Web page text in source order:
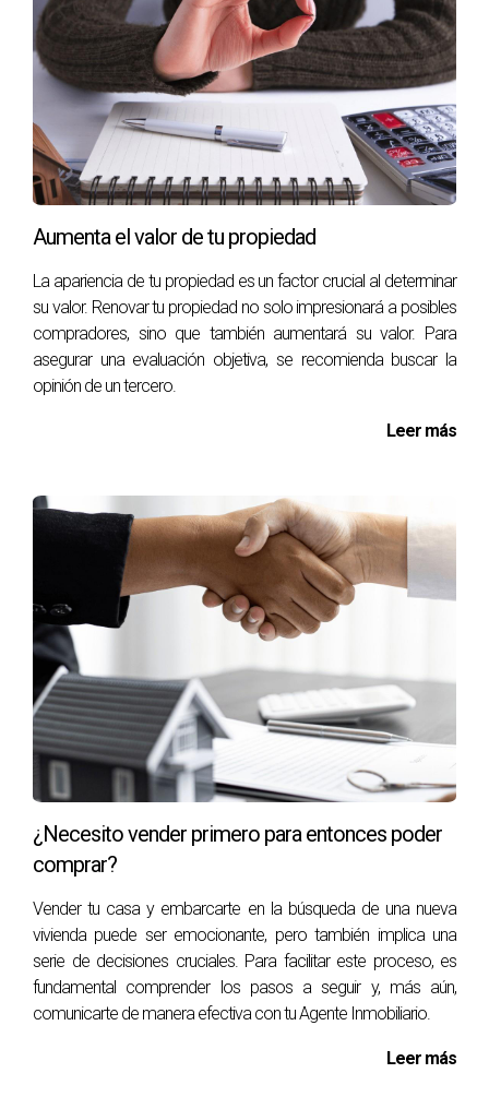
Aumenta el valor de tu propiedad
La apariencia de tu propiedad es un factor crucial al determinar
su valor. Renovar tu propiedad no solo impresionará a posibles
compradores, sino que también aumentará su valor. Para
asegurar una evaluación objetiva, se recomienda buscar la
opinión de un tercero.
Leer más
¿Necesito vender primero para entonces poder
comprar?
Vender tu casa y embarcarte en la búsqueda de una nueva
vivienda puede ser emocionante, pero también implica una
serie de decisiones cruciales. Para facilitar este proceso, es
fundamental comprender los pasos a seguir y, más aún,
comunicarte de manera efectiva con tu Agente Inmobiliario.
Leer más